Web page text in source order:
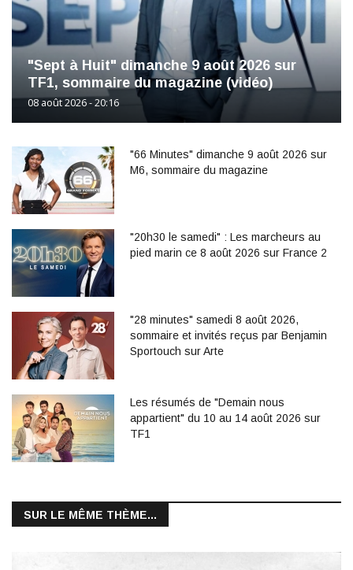
"Sept à Huit" dimanche 9 août 2026 sur
TF1, sommaire du magazine (vidéo)
08 août 2026 - 20:16
"66 Minutes" dimanche 9 août 2026 sur
M6, sommaire du magazine
"20h30 le samedi" : Les marcheurs au
pied marin ce 8 août 2026 sur France 2
"28 minutes" samedi 8 août 2026,
sommaire et invités reçus par Benjamin
Sportouch sur Arte
Les résumés de "Demain nous
appartient" du 10 au 14 août 2026 sur
TF1
SUR LE MÊME THÈME...